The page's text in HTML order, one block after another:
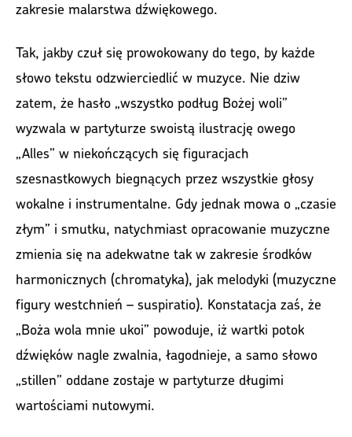
zakresie malarstwa dźwiękowego.
Tak, jakby czuł się prowokowany do tego, by każde
słowo tekstu odzwierciedlić w muzyce. Nie dziw
zatem, że hasło „wszystko podług Bożej woli”
wyzwala w partyturze swoistą ilustrację owego
„Alles” w niekończących się figuracjach
szesnastkowych biegnących przez wszystkie głosy
wokalne i instrumentalne. Gdy jednak mowa o „czasie
złym” i smutku, natychmiast opracowanie muzyczne
zmienia się na adekwatne tak w zakresie środków
harmonicznych (chromatyka), jak melodyki (muzyczne
figury westchnień – suspiratio). Konstatacja zaś, że
„Boża wola mnie ukoi” powoduje, iż wartki potok
dźwięków nagle zwalnia, łagodnieje, a samo słowo
„stillen” oddane zostaje w partyturze długimi
wartościami nutowymi.